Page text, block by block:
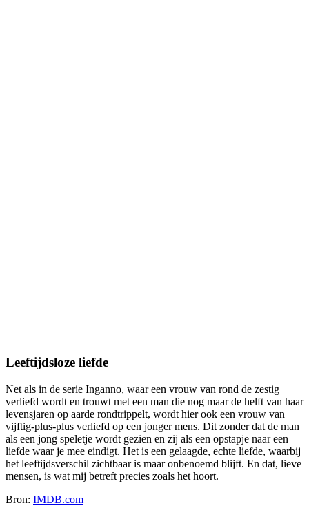
Leeftijdsloze liefde
Net als in de serie Inganno, waar een vrouw van rond de zestig
verliefd wordt en trouwt met een man die nog maar de helft van haar
levensjaren op aarde rondtrippelt, wordt hier ook een vrouw van
vijftig-plus-plus verliefd op een jonger mens. Dit zonder dat de man
als een jong speletje wordt gezien en zij als een opstapje naar een
liefde waar je mee eindigt. Het is een gelaagde, echte liefde, waarbij
het leeftijdsverschil zichtbaar is maar onbenoemd blijft. En dat, lieve
mensen, is wat mij betreft precies zoals het hoort.
Bron: IMDB.com